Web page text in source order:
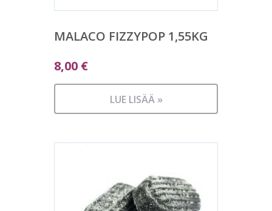
MALACO FIZZYPOP 1,55KG
8,00 €
LUE LISÄÄ »